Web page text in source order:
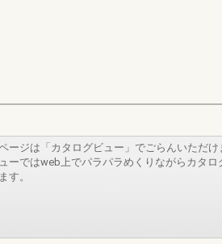
ージは「カタログビュー」でごらんいただけ
ーではweb上でパラパラめくりながらカタロ
す。